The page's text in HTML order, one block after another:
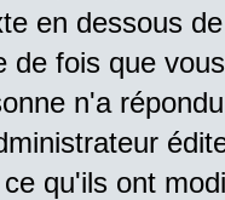
en dessous
de fois que
n'a
qu'ils ont